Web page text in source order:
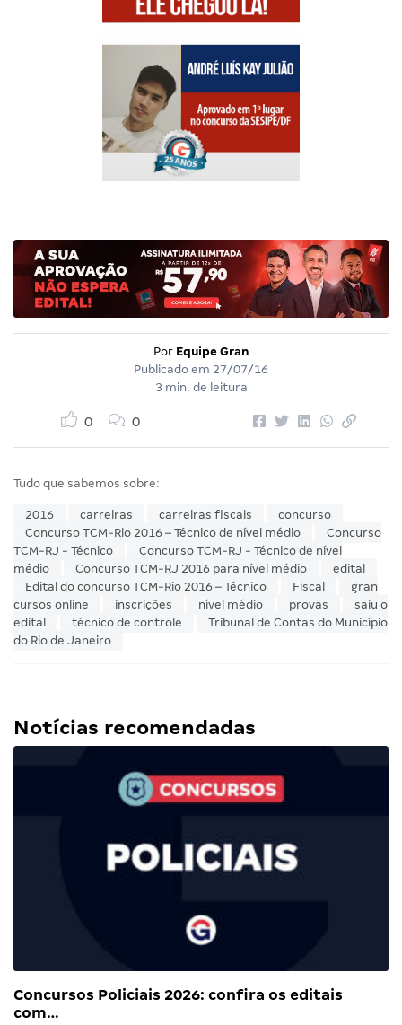
Por Equipe Gran
Publicado em 27/07/16
3 min. de leitura
0 0
Tudo que sabemos sobre:
2016 carreiras carreiras fiscais
concurso
Concurso TCM-Rio 2016 – Técnico de nível médio
Concurso
TCM-RJ - Técnico
Concurso TCM-RJ - Técnico de nível
médio
Concurso TCM-RJ 2016 para nível médio
edital
Edital do concurso TCM-Rio 2016 – Técnico
Fiscal
gran
cursos online
inscrições nível médio provas
saiu o
edital
técnico de controle
Tribunal de Contas do Município
do Rio de Janeiro
Notícias recomendadas
Concursos Policiais 2026: confira os editais
com…